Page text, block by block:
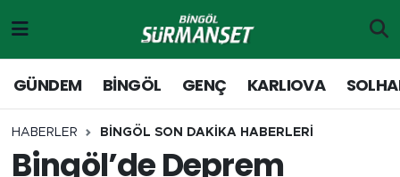
GÜNDEM BİNGÖL GENÇ KARLIOVA
HABERLER BİNGÖL SON DAKİKA HABERLERİ
Bingöl’de Deprem
Genç
Solhan
Merkez Hava Durumu
Merkez Trafik Yoğunluk Haritası